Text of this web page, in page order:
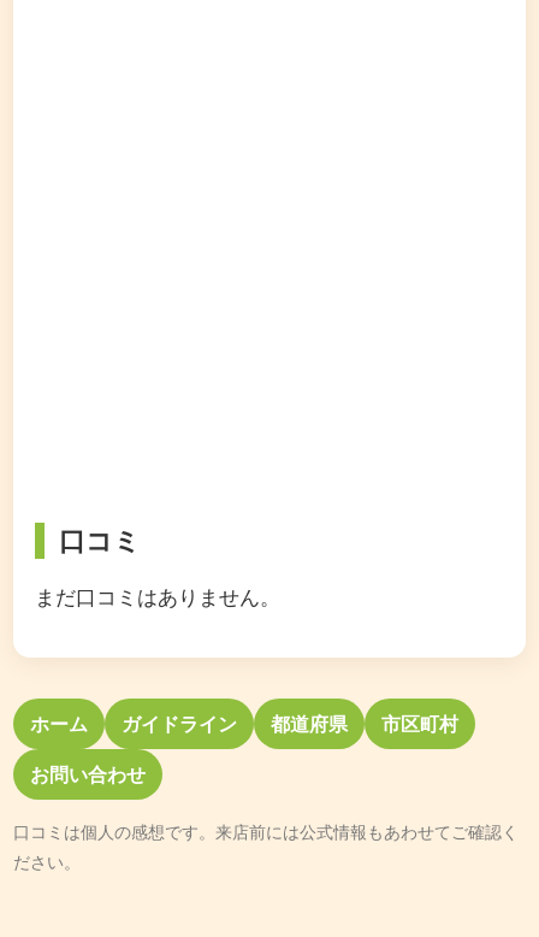
口コミ
まだ口コミはありません。
ホーム ガイドライン 都道府県 市区町村
お問い合わせ
口コミは個人の感想です。来店前には公式情報もあわせてご確認く
ださい。